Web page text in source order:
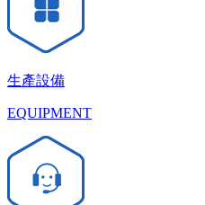
生產設備
EQUIPMENT